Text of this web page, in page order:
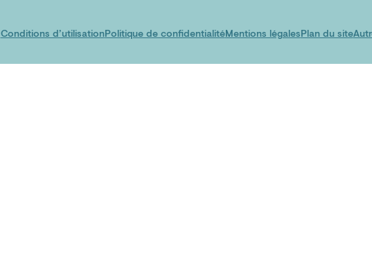
Conditions d’utilisationPolitique de confidentialitéMentions légalesPlan du site